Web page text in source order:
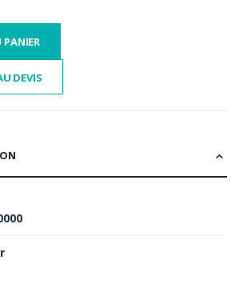
PANIER
DEVIS